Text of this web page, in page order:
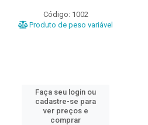
Código: 1002
Produto de peso variável
Faça seu login ou
cadastre-se para
ver preços e
comprar